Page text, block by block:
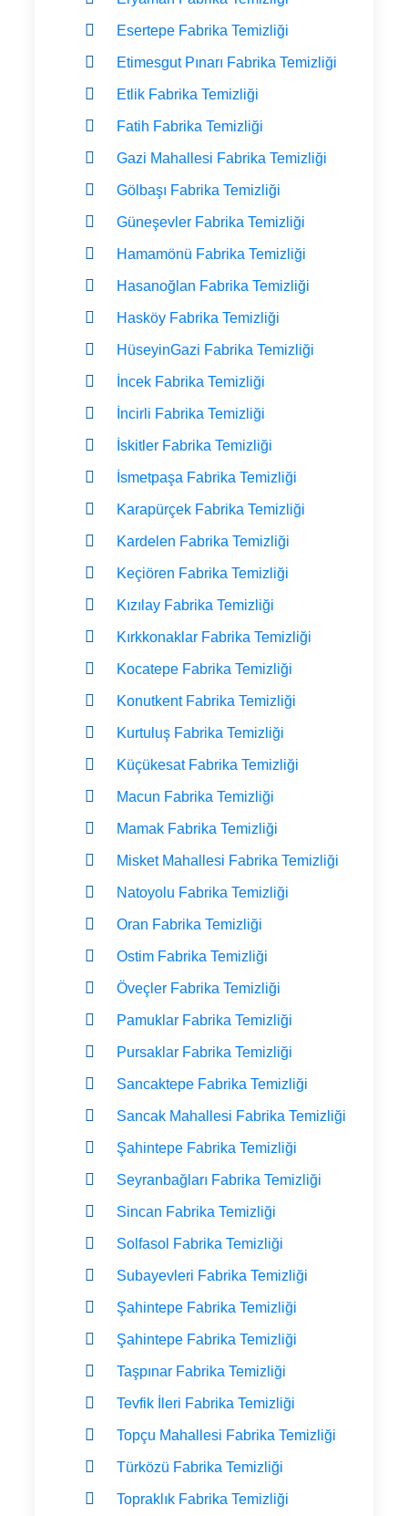
Esertepe Fabrika Temizliği
Etimesgut Pınarı Fabrika Temizliği
Etlik Fabrika Temizliği
Fatih Fabrika Temizliği
Gazi Mahallesi Fabrika Temizliği
Gölbaşı Fabrika Temizliği
Güneşevler Fabrika Temizliği
Hamamönü Fabrika Temizliği
Hasanoğlan Fabrika Temizliği
Hasköy Fabrika Temizliği
HüseyinGazi Fabrika Temizliği
İncek Fabrika Temizliği
İncirli Fabrika Temizliği
İskitler Fabrika Temizliği
İsmetpaşa Fabrika Temizliği
Karapürçek Fabrika Temizliği
Kardelen Fabrika Temizliği
Keçiören Fabrika Temizliği
Kızılay Fabrika Temizliği
Kırkkonaklar Fabrika Temizliği
Kocatepe Fabrika Temizliği
Konutkent Fabrika Temizliği
Kurtuluş Fabrika Temizliği
Küçükesat Fabrika Temizliği
Macun Fabrika Temizliği
Mamak Fabrika Temizliği
Misket Mahallesi Fabrika Temizliği
Natoyolu Fabrika Temizliği
Oran Fabrika Temizliği
Ostim Fabrika Temizliği
Öveçler Fabrika Temizliği
Pamuklar Fabrika Temizliği
Pursaklar Fabrika Temizliği
Sancaktepe Fabrika Temizliği
Sancak Mahallesi Fabrika Temizliği
Şahintepe Fabrika Temizliği
Seyranbağları Fabrika Temizliği
Sincan Fabrika Temizliği
Solfasol Fabrika Temizliği
Subayevleri Fabrika Temizliği
Şahintepe Fabrika Temizliği
Şahintepe Fabrika Temizliği
Taşpınar Fabrika Temizliği
Tevfik İleri Fabrika Temizliği
Topçu Mahallesi Fabrika Temizliği
Türközü Fabrika Temizliği
Topraklık Fabrika Temizliği